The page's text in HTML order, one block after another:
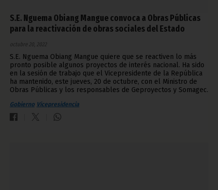
S.E. Nguema Obiang Mangue convoca a Obras Públicas
para la reactivación de obras sociales del Estado
octubre 20, 2022
S.E. Nguema Obiang Mangue quiere que se reactiven lo más
pronto posible algunos proyectos de interés nacional. Ha sido
en la sesión de trabajo que el Vicepresidente de la República
ha mantenido, este jueves, 20 de octubre, con el Ministro de
Obras Públicas y los responsables de Geproyectos y Somagec.
Gobierno Vicepresidencia